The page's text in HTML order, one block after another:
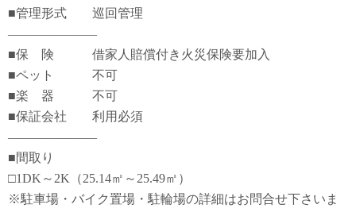
■管理形式 巡回管理
―――――――
■保 険 借家人賠償付き火災保険要加入
■ペット 不可
■楽 器 不可
■保証会社 利用必須
―――――――
■間取り
□1DK～2K（25.14㎡～25.49㎡）
※駐車場・バイク置場・駐輪場の詳細はお問合せ下さいま